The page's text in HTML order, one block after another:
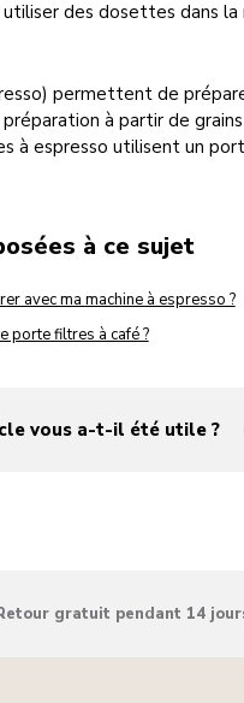
des dosettes dans
permettent de
à partir de
à espresso utilisent un
à ce sujet
avec ma machine à espresso ?
porte filtres à café ?
vous a-t-il été utile ?
gratuit pendant 14